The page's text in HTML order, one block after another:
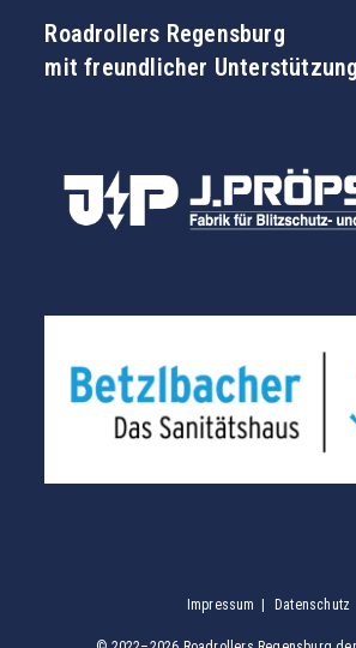
Roadrollers Regensburg
mit freundlicher
Impressum Datenschutz